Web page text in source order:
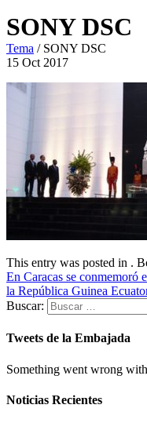
SONY DSC
Tema / SONY DSC
15 Oct 2017
This entry was posted in .
En Caracas se conmemoró
la República Guinea
Buscar:
Tweets de la Embajada
Something went wrong
Noticias Recientes